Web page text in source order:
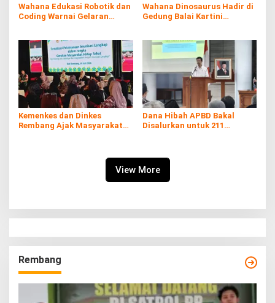
Wahana Edukasi Robotik dan
Coding Warnai Gelaran
Wahana Dinosaurus Hadir di
Gedung Balai Kartini
Kemenkes dan Dinkes
Rembang Ajak Masyarakat
Dana Hibah APBD Bakal
Disalurkan untuk 211
View More
Rembang